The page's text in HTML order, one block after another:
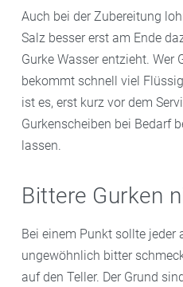
Auch bei der Zubereitung
Salz besser erst am Ende
Gurke Wasser entzieht. Wer
bekommt schnell viel
ist es, erst kurz vor dem
Gurkenscheiben bei Bedarf
lassen.
Bittere Gurken
Bei einem Punkt sollte jeder
ungewöhnlich bitter
auf den Teller. Der Grund